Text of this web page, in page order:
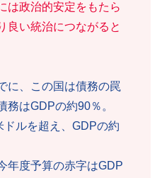
は政治的安定をもたら
良い統治につながると
に、この国は債務の罠
務はGDPの約90％。
ルを超え、GDPの約
年度予算の赤字はGDP